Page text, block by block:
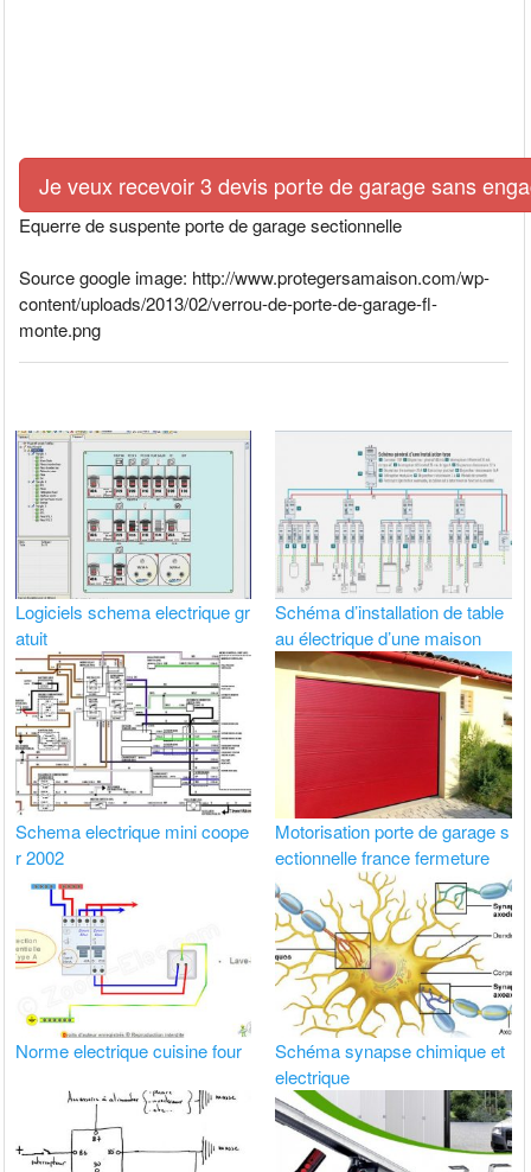
Je veux recevoir 3 devis porte de garage sans
Equerre de suspente porte de garage sectionnelle
Source google image: http://www.protegersamaison.com/wp-
content/uploads/2013/02/verrou-de-porte-de-garage-fl-
monte.png
Logiciels schema electrique gr
atuit
Schéma d’installation de table
au électrique d’une maison
Schema electrique mini coope
r 2002
Motorisation porte de garage s
ectionnelle france fermeture
Norme electrique cuisine four
Schéma synapse chimique et
electrique